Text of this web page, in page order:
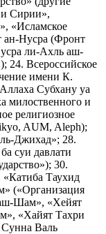
и Сирии»,
«Исламское
ан-Нусра (Фронт
ли-Ахль аш-
Всероссийское
имени К.
Субхану уа
милоственного и
религиозное
AUM, Aleph);
Джихад»; 28.
суи давлати
30.
«Катиба Таухид
(«Организация
Шам», «Хейят
«Хайят Тахри
Валь